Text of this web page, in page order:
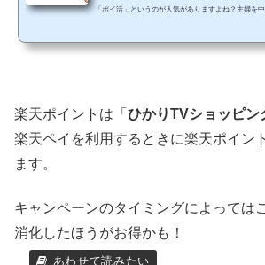
「ポイ活」というのが人気がありますよね？主婦を
楽天ポイントは「 ひかりTVショッピン
楽天ペイを利用するときに楽天ポイン
ます。
キャンペーンのタイミングによっては
消化したほうがお得かも！